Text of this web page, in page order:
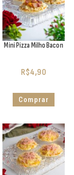
Mini Pizza Milho Bacon
R$4,90
Comprar